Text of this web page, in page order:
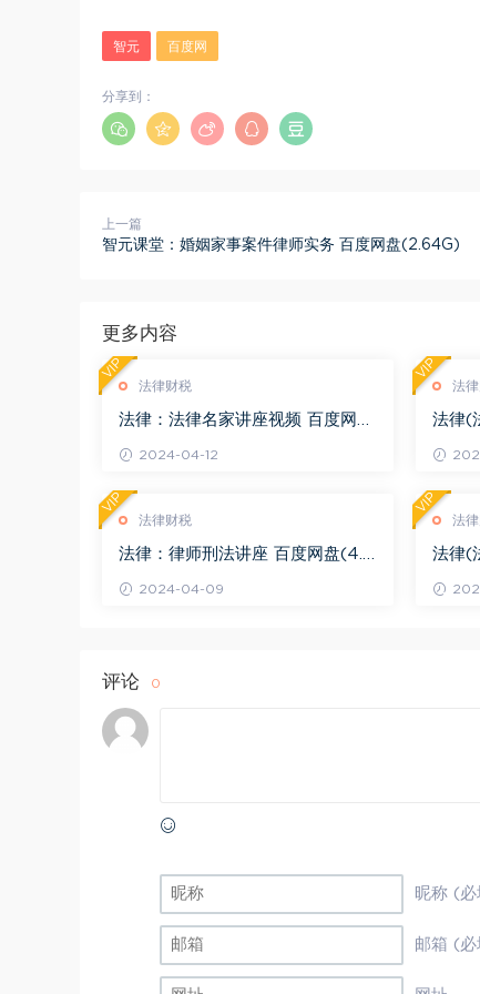
智元 百度网
分享到：
上一篇
智元课堂：婚姻家事案件律师实务 百度网盘(2.64G)
更多内容
法律财税
法律：法律名家讲座视频 百度网盘
2024-04-12
VIP
法
法律(
VIP
法律财税
法律：律师刑法讲座 百度网盘(4.0
2024-04-09
VIP
法
法律(
VIP
评论 0
昵称 (必
邮箱 (必